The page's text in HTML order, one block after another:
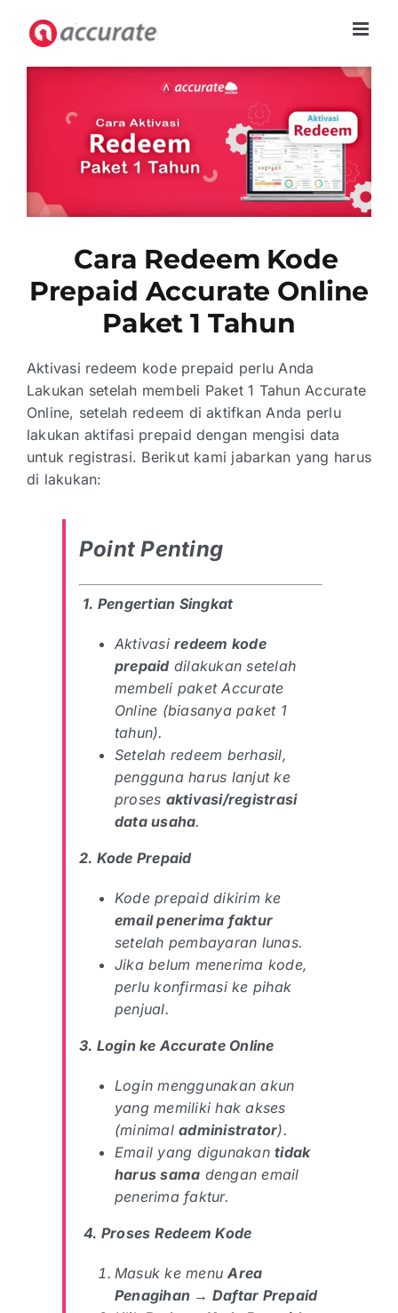
Cara Redeem Kode
Prepaid Accurate Online
Paket 1 Tahun
Aktivasi redeem kode prepaid perlu Anda
Lakukan setelah membeli Paket 1 Tahun Accurate
Online, setelah redeem di aktifkan Anda perlu
lakukan aktifasi prepaid dengan mengisi data
untuk registrasi. Berikut kami jabarkan yang harus
di lakukan:
Point Penting
1. Pengertian Singkat
Aktivasiredeem kode
prepaiddilakukan setelah
membeli paket Accurate
Online (biasanya paket 1
tahun).
Setelah redeem berhasil,
pengguna harus lanjut ke
proses aktivasi/registrasi
data usaha.
2. Kode Prepaid
Kode prepaid dikirim ke
email penerima faktur
setelah pembayaran lunas.
Jika belum menerima kode,
perlu konfirmasi ke pihak
penjual.
3. Login ke Accurate Online
Login menggunakan akun
yang memiliki hak akses
(minimaladministrator).
Email yang digunakantidak
harus sama dengan email
penerima faktur.
4. Proses Redeem Kode
Masuk ke menuArea
Penagihan → Daftar Prepaid